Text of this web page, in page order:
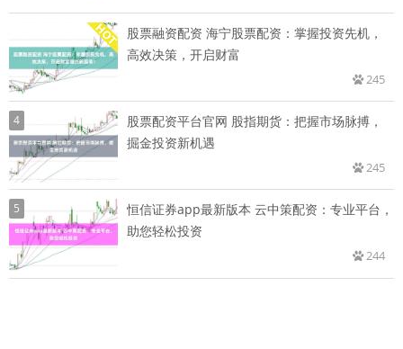
股票融资配资 海宁股票配资：掌握投资先机，
高效决策，开启财富
245
4
股票配资平台官网 股指期货：把握市场脉搏，
掘金投资新机遇
245
5
恒信证券app最新版本 云中策配资：专业平台，
助您轻松投资
244